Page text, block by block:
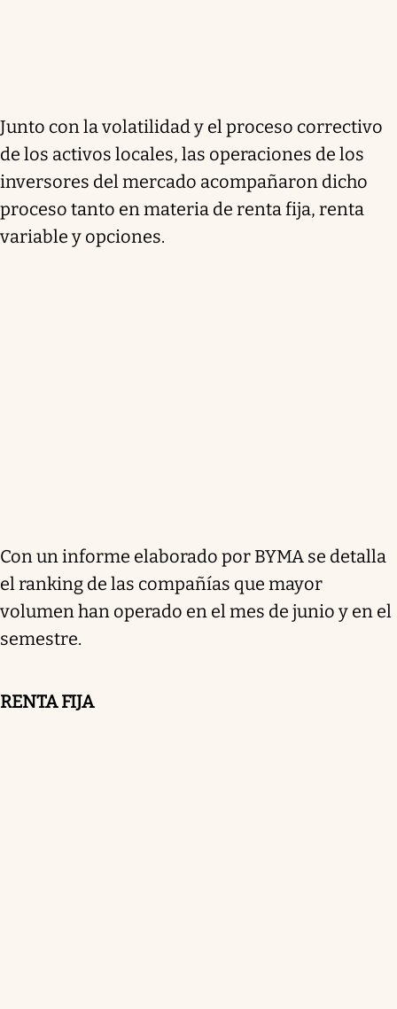
Junto con la volatilidad y el proceso correctivo
de los activos locales, las operaciones de los
inversores del mercado acompañaron dicho
proceso tanto en materia de renta fija, renta
variable y opciones.
Con un informe elaborado por BYMA se detalla
el ranking de las compañías que mayor
volumen han operado en el mes de junio y en el
semestre.
RENTA FIJA